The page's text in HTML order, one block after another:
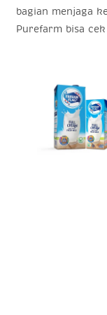
bagian menjaga
Purefarm bisa cek